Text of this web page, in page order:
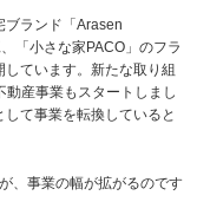
ブランド「Arasen
「小さな家PACO」のフラ
ています。新たな取り組
産事業もスタートしまし
て事業を転換していると
、事業の幅が拡がるのです